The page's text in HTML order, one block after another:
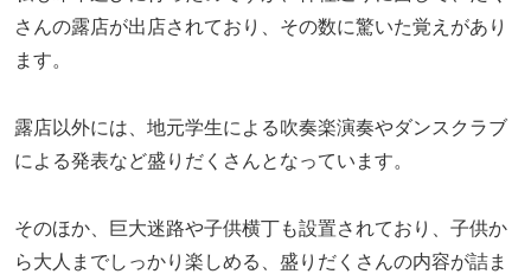
さんの露店が出店されており、その数に驚いた覚えがあり
ます。
露店以外には、地元学生による吹奏楽演奏やダンスクラブ
による発表など盛りだくさんとなっています。
そのほか、巨大迷路や子供横丁も設置されており、子供か
ら大人までしっかり楽しめる、盛りだくさんの内容が詰ま